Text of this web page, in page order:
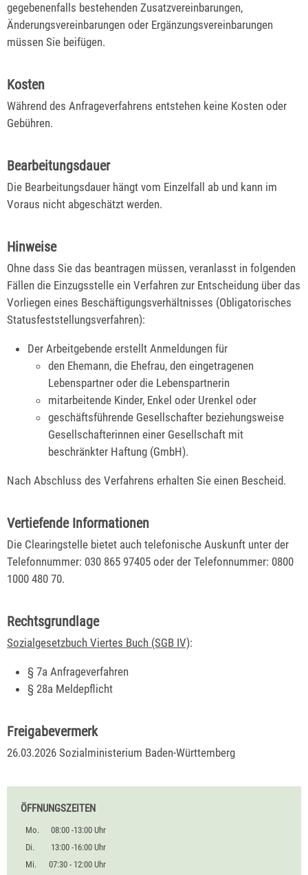
gegebenenfalls bestehenden Zusatzvereinbarungen,
Änderungsvereinbarungen oder Ergänzungsvereinbarungen
müssen Sie beifügen.
Kosten
Während des Anfrageverfahrens entstehen keine Kosten oder
Gebühren.
Bearbeitungsdauer
Die Bearbeitungsdauer hängt vom Einzelfall ab und kann im
Voraus nicht abgeschätzt werden.
Hinweise
Ohne dass Sie das beantragen müssen, veranlasst in folgenden
Fällen die Einzugsstelle ein Verfahren zur Entscheidung über das
Vorliegen eines Beschäftigungsverhältnisses (Obligatorisches
Statusfeststellungsverfahren):
Der Arbeitgebende erstellt Anmeldungen für
den Ehemann, die Ehefrau, den eingetragenen
Lebenspartner oder die Lebenspartnerin
mitarbeitende Kinder, Enkel oder Urenkel oder
geschäftsführende Gesellschafter beziehungsweise
Gesellschafterinnen einer Gesellschaft mit
beschränkter Haftung (GmbH).
Nach Abschluss des Verfahrens erhalten Sie einen Bescheid.
Vertiefende Informationen
Die Clearingstelle bietet auch telefonische Auskunft unter der
Telefonnummer: 030 865 97405 oder der Telefonnummer: 0800
1000 480 70.
Rechtsgrundlage
Sozialgesetzbuch Viertes Buch (SGB IV):
§ 7a Anfrageverfahren
§ 28a Meldepflicht
Freigabevermerk
26.03.2026 Sozialministerium Baden-Württemberg
ÖFFNUNGSZEITEN
Mo.
08:00 -13:00 Uhr
Di.
13:00 -16:00 Uhr
Mi.
07:30 - 12:00 Uhr